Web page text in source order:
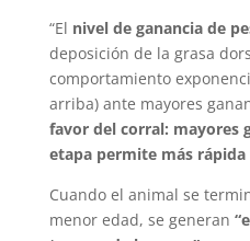
“El nivel de ganancia de
deposición de la grasa
comportamiento
arriba) ante mayores
favor del corral: mayores
etapa permite más rápida
Cuando el animal se
menor edad, se generan